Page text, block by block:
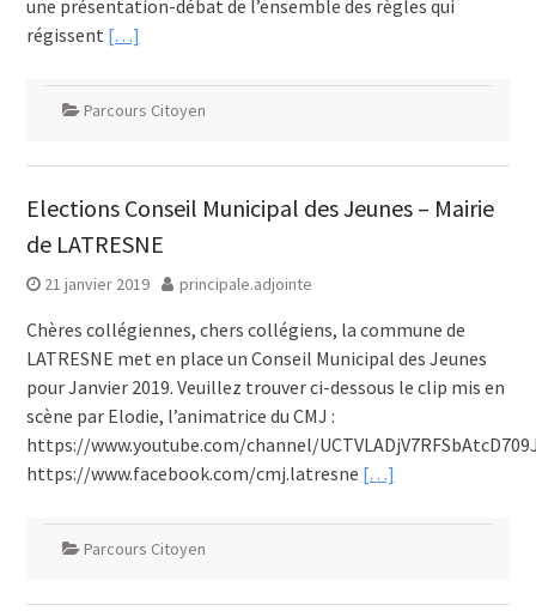
une présentation-débat de l’ensemble des règles qui
régissent […]
Parcours Citoyen
Elections Conseil Municipal des Jeunes – Mairie
de LATRESNE
21 janvier 2019 principale.adjointe
Chères collégiennes, chers collégiens, la commune de
LATRESNE met en place un Conseil Municipal des Jeunes
pour Janvier 2019. Veuillez trouver ci-dessous le clip mis en
scène par Elodie, l’animatrice du CMJ :
https://www.youtube.com/channel/
https://www.facebook.com/cmj.latresne […]
Parcours Citoyen